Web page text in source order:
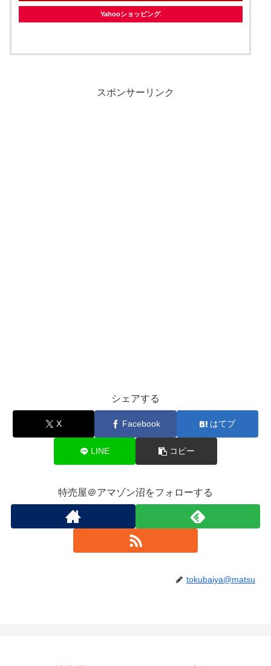
Yahooショッピング
スポンサーリンク
シェアする
X Facebook はてブ
LINE コピー
特売屋＠アマゾン沼をフォローする
tokubaiya@matsu